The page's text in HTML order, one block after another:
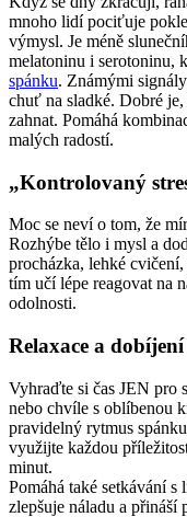
mnoho lidí pociťuje
výmysl. Je méně
melatoninu i serotoninu,
spánku. Známými
chuť na sladké. Dobré
zahnat. Pomáhá
malých radostí.
„Kontrolovaný
Moc se neví o tom, že
Rozhýbe tělo i mysl a
procházka, lehké
tím učí lépe reagovat na
odolnosti.
Relaxace a
Vyhraďte si čas JEN pro
nebo chvíle s oblíbenou
pravidelný rytmus
využijte každou
minut.
Pomáhá také setkávání
zlepšuje náladu a přináší